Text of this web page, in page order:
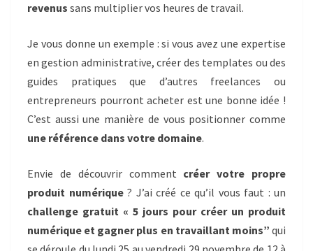
revenus sans multiplier vos heures de travail.
Je vous donne un exemple : si vous avez une expertise
en gestion administrative, créer des templates ou des
guides pratiques que d’autres freelances ou
entrepreneurs pourront acheter est une bonne idée !
C’est aussi une manière de vous positionner comme
une référence dans votre domaine.
Envie de découvrir comment créer votre propre
produit numérique? J’ai créé ce qu’il vous faut : un
challenge gratuit « 5 jours pour créer un produit
numérique et gagner plus en travaillant moins” qui